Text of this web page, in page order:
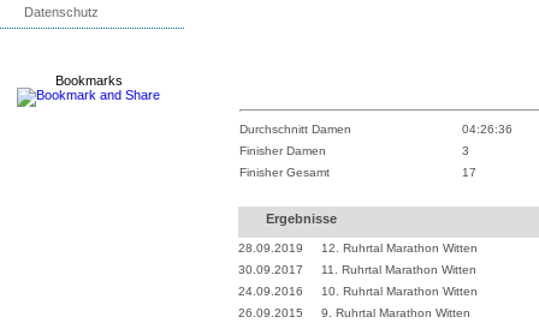
Datenschutz
Bookmarks
Durchschnitt Damen
04:26:36
Finisher Damen
3
Finisher Gesamt
17
Ergebnisse
28.09.2019
12. Ruhrtal Marathon Witten
30.09.2017
11. Ruhrtal Marathon Witten
24.09.2016
10. Ruhrtal Marathon Witten
26.09.2015
9. Ruhrtal Marathon Witten